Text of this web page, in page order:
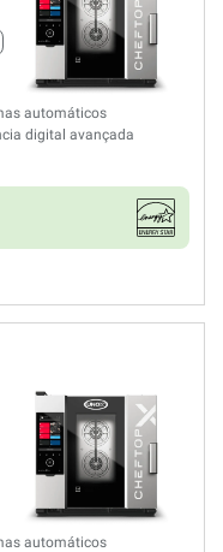
automáticos
digital avançada
automáticos